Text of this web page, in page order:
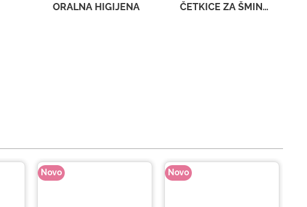
ORALNA HIGIJENA ČETKICE ZA ŠMINKANJE
Novo Novo